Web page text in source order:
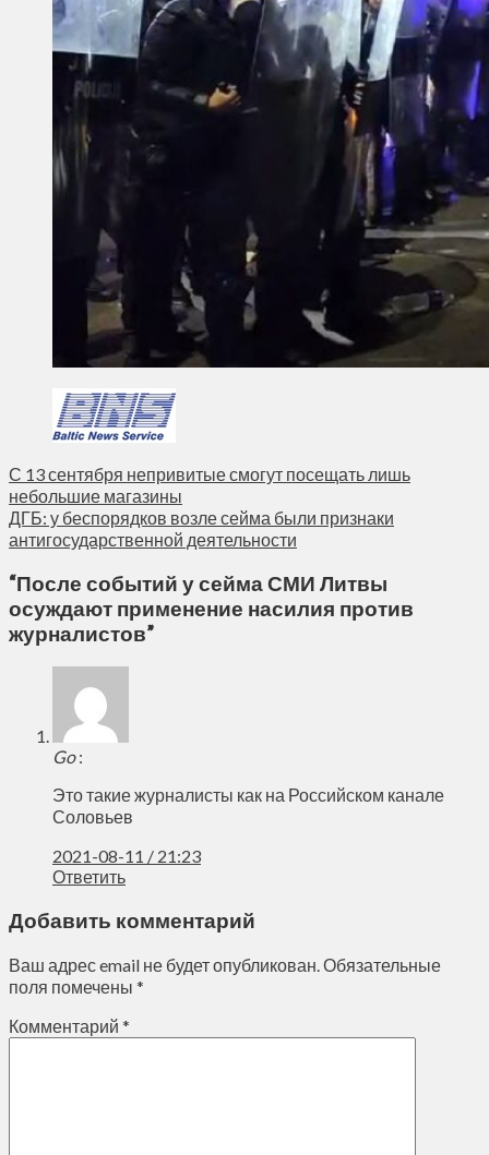
С 13 сентября непривитые смогут посещать лишь
небольшие магазины
ДГБ: у беспорядков возле сейма были признаки
антигосударственной деятельности
“После событий у сейма СМИ Литвы
осуждают применение насилия против
журналистов”
Go :
Это такие журналисты как на Российском канале
Соловьев
2021-08-11 / 21:23
Ответить
Добавить комментарий
Ваш адрес email не будет опубликован. Обязательные
поля помечены *
Комментарий *